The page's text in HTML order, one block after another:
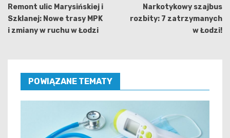
wpisu
Remont ulic Marysińskiej i
Szklanej: Nowe trasy MPK
i zmiany w ruchu w Łodzi
Narkotykowy szajbus
rozbity: 7 zatrzymanych
w Łodzi!
POWIĄZANE TEMATY